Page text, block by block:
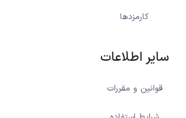
کارمزدها
سایر اطلاعات
قوانین و مقررات